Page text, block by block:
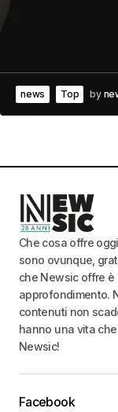
news Top by
Che cosa offre
sono ovunque,
che Newsic offre è
approfondimento.
contenuti non
hanno una vita
Newsic!
Facebook